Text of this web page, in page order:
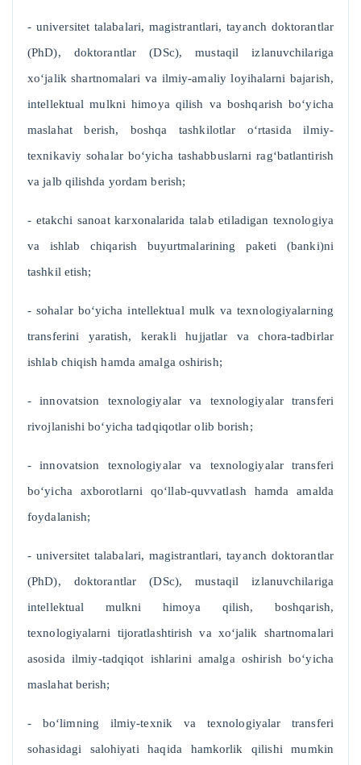
- universitet talabalari, magistrantlari, tayanch doktorantlar
(PhD), doktorantlar (DSc), mustaqil izlanuvchilariga
xo‘jalik shartnomalari va ilmiy-amaliy loyihalarni bajarish,
intellektual mulkni himoya qilish va boshqarish bo‘yicha
maslahat berish, boshqa tashkilotlar o‘rtasida ilmiy-
texnikaviy sohalar bo‘yicha tashabbuslarni rag‘batlantirish
va jalb qilishda yordam berish;
- etakchi sanoat karxonalarida talab etiladigan texnologiya
va ishlab chiqarish buyurtmalarining paketi (banki)ni
tashkil etish;
- sohalar bo‘yicha intellektual mulk va texnologiyalarning
transferini yaratish, kerakli hujjatlar va chora-tadbirlar
ishlab chiqish hamda amalga oshirish;
- innovatsion texnologiyalar va texnologiyalar transferi
rivojlanishi bo‘yicha tadqiqotlar olib borish;
- innovatsion texnologiyalar va texnologiyalar transferi
bo‘yicha axborotlarni qo‘llab-quvvatlash hamda amalda
foydalanish;
- universitet talabalari, magistrantlari, tayanch doktorantlar
(PhD), doktorantlar (DSc), mustaqil izlanuvchilariga
intellektual mulkni himoya qilish, boshqarish,
texnologiyalarni tijoratlashtirish va xo‘jalik shartnomalari
asosida ilmiy-tadqiqot ishlarini amalga oshirish bo‘yicha
maslahat berish;
- bo‘limning ilmiy-texnik va texnologiyalar transferi
sohasidagi salohiyati haqida hamkorlik qilishi mumkin